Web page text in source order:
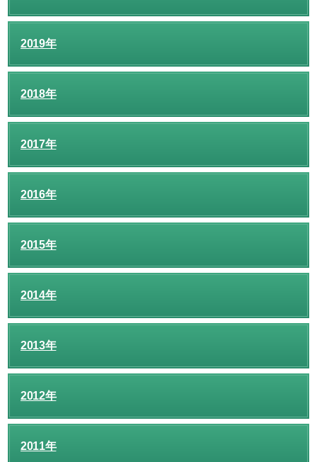
2019年
2018年
2017年
2016年
2015年
2014年
2013年
2012年
2011年